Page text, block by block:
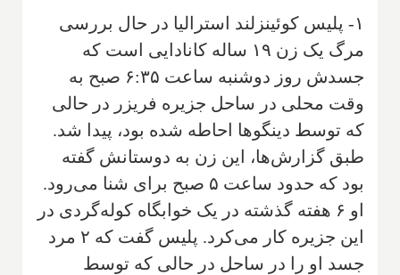
۱- پلیس کوئینزلند استرالیا در حال بررسی
مرگ یک زن ۱۹ ساله کانادایی است که
جسدش روز دوشنبه ساعت ۶:۳۵ صبح به
وقت محلی در ساحل جزیره فریزر در حالی
که توسط دینگوها احاطه شده بود، پیدا شد.
طبق گزارش‌ها، این زن به دوستانش گفته
بود که حدود ساعت ۵ صبح برای شنا می‌رود.
او ۶ هفته گذشته در یک خوابگاه کوله‌گردی در
این جزیره کار می‌کرد. پلیس گفت که ۲ مرد
جسد او را در ساحل در حالی که توسط